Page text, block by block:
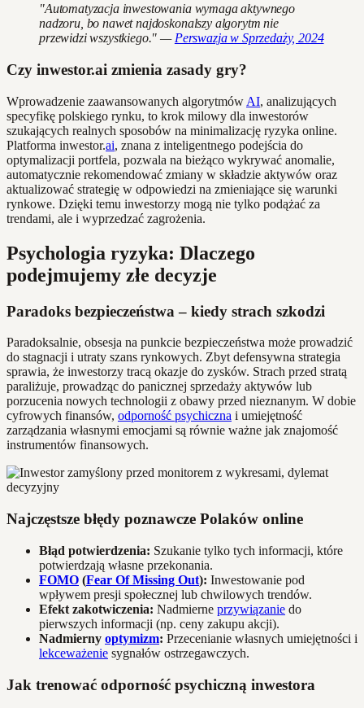
"Automatyzacja inwestowania wymaga aktywnego
nadzoru, bo nawet najdoskonalszy algorytm nie
przewidzi wszystkiego." —Perswazja w Sprzedaży, 2024
Czy inwestor.ai zmienia zasady gry?
Wprowadzenie zaawansowanych algorytmów AI, analizujących
specyfikę polskiego rynku, to krok milowy dla inwestorów
szukających realnych sposobów na minimalizację ryzyka online.
Platforma inwestor.ai, znana z inteligentnego podejścia do
optymalizacji portfela, pozwala na bieżąco wykrywać anomalie,
automatycznie rekomendować zmiany w składzie aktywów oraz
aktualizować strategię w odpowiedzi na zmieniające się warunki
rynkowe. Dzięki temu inwestorzy mogą nie tylko podążać za
trendami, ale i wyprzedzać zagrożenia.
Psychologia ryzyka: Dlaczego
podejmujemy złe decyzje
Paradoks bezpieczeństwa – kiedy strach szkodzi
Paradoksalnie, obsesja na punkcie bezpieczeństwa może prowadzić
do stagnacji i utraty szans rynkowych. Zbyt defensywna strategia
sprawia, że inwestorzy tracą okazje do zysków. Strach przed stratą
paraliżuje, prowadząc do panicznej sprzedaży aktywów lub
porzucenia nowych technologii z obawy przed nieznanym. W dobie
cyfrowych finansów, odporność psychiczna i umiejętność
zarządzania własnymi emocjami są równie ważne jak znajomość
instrumentów finansowych.
Najczęstsze błędy poznawcze Polaków online
Błąd potwierdzenia: Szukanie tylko tych informacji, które
potwierdzają własne przekonania.
FOMO (Fear Of Missing Out): Inwestowanie pod
wpływem presji społecznej lub chwilowych trendów.
Efekt zakotwiczenia: Nadmierne przywiązanie do
pierwszych informacji (np. ceny zakupu akcji).
Nadmierny optymizm: Przecenianie własnych umiejętności i
lekceważenie sygnałów ostrzegawczych.
Jak trenować odporność psychiczną inwestora